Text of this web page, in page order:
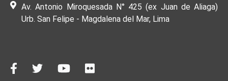
Av. Antonio Miroquesada N° 425 (ex Juan de Aliaga)
Urb. San Felipe - Magdalena del Mar, Lima